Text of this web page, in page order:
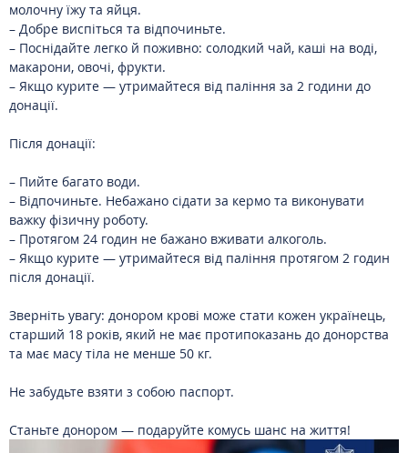
молочну їжу та яйця.
– Добре виспіться та відпочиньте.
– Поснідайте легко й поживно: солодкий чай, каші на воді,
макарони, овочі, фрукти.
– Якщо курите — утримайтеся від паління за 2 години до
донації.
Після донації:
– Пийте багато води.
– Відпочиньте. Небажано сідати за кермо та виконувати
важку фізичну роботу.
– Протягом 24 годин не бажано вживати алкоголь.
– Якщо курите — утримайтеся від паління протягом 2 годин
після донації.
Зверніть увагу: донором крові може стати кожен українець,
старший 18 років, який не має протипоказань до донорства
та має масу тіла не менше 50 кг.
Не забудьте взяти з собою паспорт.
Станьте донором — подаруйте комусь шанс на життя!